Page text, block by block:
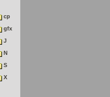
cp
gfx
J
N
S
X